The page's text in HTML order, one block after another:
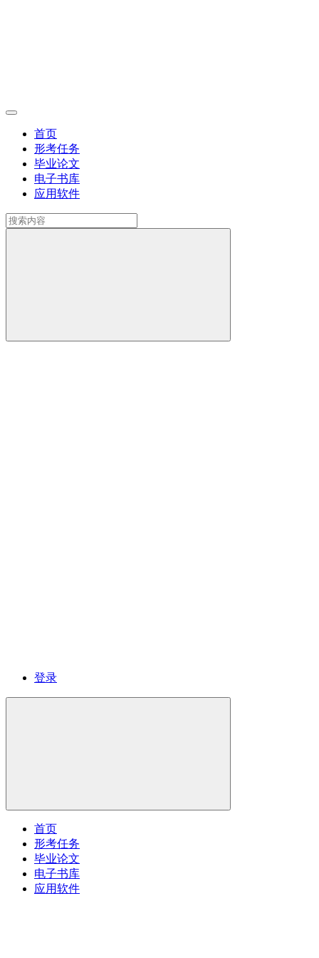
首页
形考任务
毕业论文
电子书库
应用软件
登录
首页
形考任务
毕业论文
电子书库
应用软件